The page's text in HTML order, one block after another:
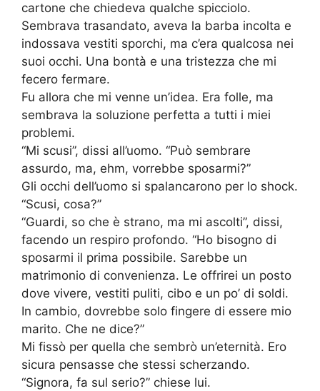
cartone che chiedeva qualche spicciolo.
Sembrava trasandato, aveva la barba incolta e
indossava vestiti sporchi, ma c’era qualcosa nei
suoi occhi. Una bontà e una tristezza che mi
fecero fermare.
Fu allora che mi venne un’idea. Era folle, ma
sembrava la soluzione perfetta a tutti i miei
problemi.
“Mi scusi”, dissi all’uomo. “Può sembrare
assurdo, ma, ehm, vorrebbe sposarmi?”
Gli occhi dell’uomo si spalancarono per lo shock.
“Scusi, cosa?”
“Guardi, so che è strano, ma mi ascolti”, dissi,
facendo un respiro profondo. “Ho bisogno di
sposarmi il prima possibile. Sarebbe un
matrimonio di convenienza. Le offrirei un posto
dove vivere, vestiti puliti, cibo e un po’ di soldi.
In cambio, dovrebbe solo fingere di essere mio
marito. Che ne dice?”
Mi fissò per quella che sembrò un’eternità. Ero
sicura pensasse che stessi scherzando.
“Signora, fa sul serio?” chiese lui.